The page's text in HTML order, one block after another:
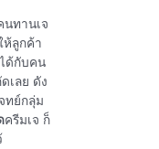
นทานเจ
ห้ลูกค้า
ด้กับคน
เลย ดัง
ทย์กลุ่ม
ครีมเจ ก็